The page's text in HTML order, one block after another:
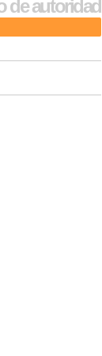
de autoridad